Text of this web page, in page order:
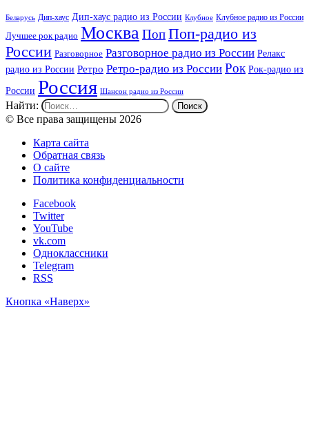
Беларусь Дип-хаус Дип-хаус радио из России Клубное Клубное радио из России
Лучшее рок радио МоскваПопПоп-радио из
России Разговорное Разговорное радио из России Релакс
радио из России Ретро Ретро-радио из России Рок Рок-радио из
России Россия Шансон радио из России
Найти:
© Все права защищены 2026
Карта сайта
Обратная связь
О сайте
Политика конфиденциальности
Facebook
Twitter
YouTube
vk.com
Одноклассники
Telegram
RSS
Кнопка «Наверх»